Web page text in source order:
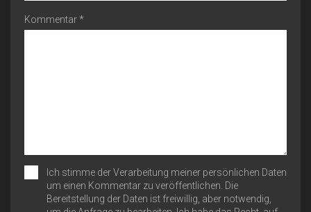
Kommentar *
Ich stimme der Verarbeitung meiner persönlichen Daten
um einen Kommentar zu veröffentlichen. Die
Bereitstellung der Daten ist freiwillig, aber notwendig,